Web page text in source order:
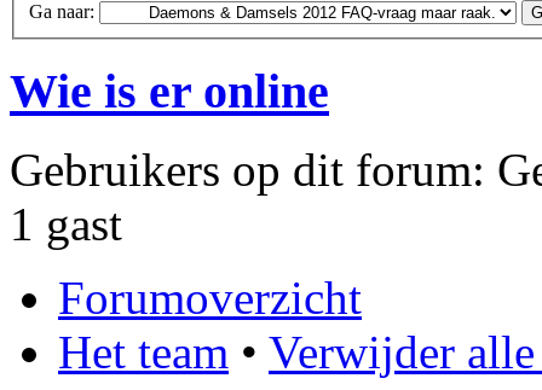
Ga naar:
Wie is er online
Gebruikers op dit forum:
1 gast
Forumoverzicht
Het team • Verwijder